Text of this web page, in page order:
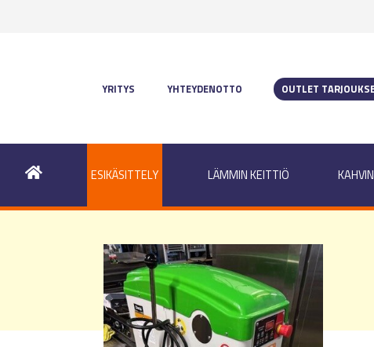
YRITYS YHTEYDENOTTO OUTLET
ESIKÄSITTELY LÄMMIN KEITTIÖ